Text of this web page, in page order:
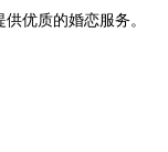
优质的婚恋服务。